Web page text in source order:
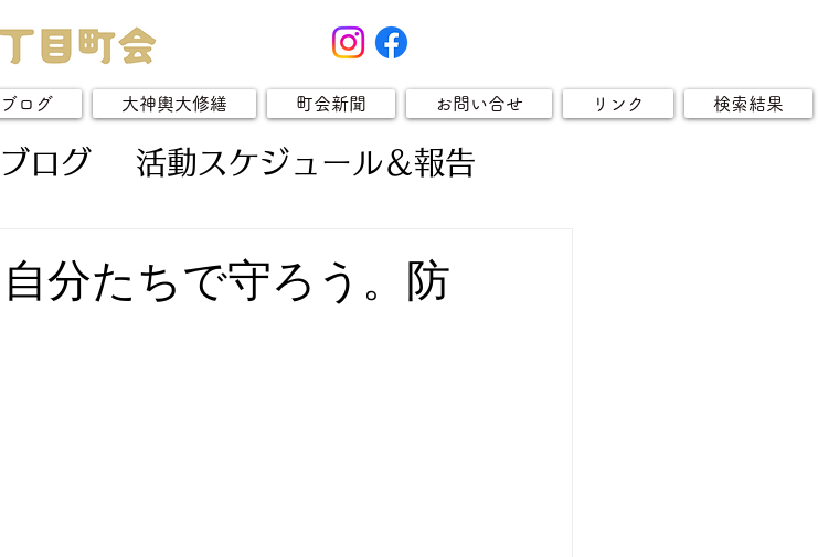
ログ 大神輿大修繕 町会新聞 お問い合せ リンク 検索結果
ログ 活動スケジュール＆報告
分たちで守ろう。防